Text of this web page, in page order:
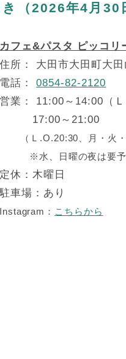
（2026年4月30
カフェ&パスタ ピッコリ
住所： 大田市大田町大
電話：0854-82-2120
営業： 11:00～14:00（
17:00～21:00
（Ｌ.O.20:30、
月・火
※水、日曜の夜は要予
定休：木曜日
駐車場：あり
Instagram： こちらから